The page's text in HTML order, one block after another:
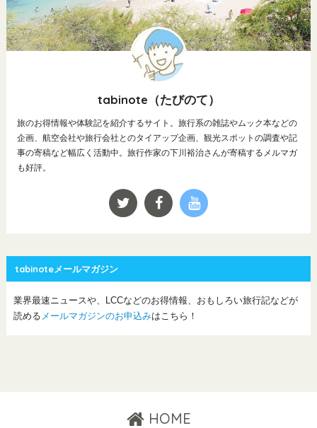
tabinote（たびのて）
旅のお得情報や体験記を紹介するサイト。旅行系の雑誌やムック本などの
企画、航空会社や旅行会社とのタイアップ企画、観光スポットの調査や記
事の寄稿など幅広く活動中。旅行作家の下川裕治さんが寄稿するメルマガ
も好評。
tabinoteメールマガジン
業界最速ニュースや、LCCなどのお得情報、おもしろい旅行記などが
読める メールマガジンのお申込みはこちら！
HOME